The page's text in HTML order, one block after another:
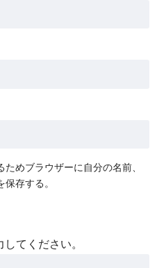
めブラウザーに自分の名前、
存する。
てください。